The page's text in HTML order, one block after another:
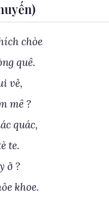
chòe
quê.
vẻ,
mê ?
quác,
te.
ở ?
khoe.